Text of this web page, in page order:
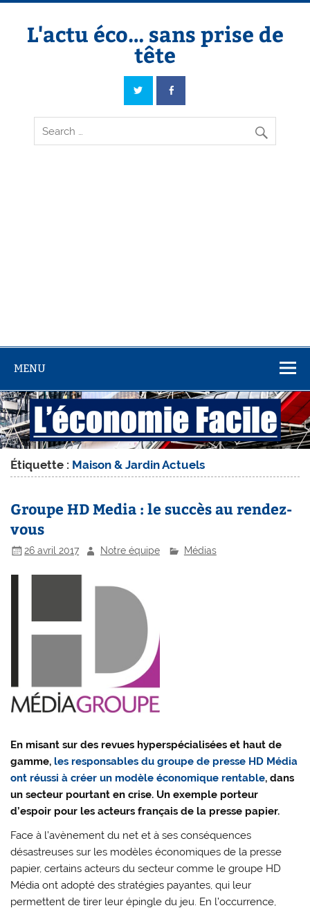
Skip
contentL'actu éco… sans prise de
tête
L'actu éco… sans prise de tête
MENU
Étiquette : Maison & Jardin Actuels
Groupe HD Media : le succès au rendez-
vous
26 avril 2017 Notre équipe Médias
En misant sur des revues hyperspécialisées et haut de
gamme,les responsables du groupe de presse HD Média
ont réussi à créer un modèle économique rentable, dans
un secteur pourtant en crise. Un exemple porteur
d’espoir pour les acteurs français de la presse papier.
Face à l’avènement du net et à ses conséquences
désastreuses sur les modèles économiques de la presse
papier, certains acteurs du secteur comme le groupe HD
Média ont adopté des stratégies payantes, qui leur
permettent de tirer leur épingle du jeu. En l’occurrence,